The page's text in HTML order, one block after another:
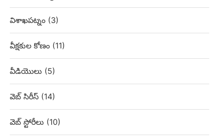
విశాఖపట్నం (3)
వీక్షకుల కోణం (11)
వీడియొలు (5)
వెబ్‌ సిరీస్ (14)
వెబ్ స్టోరీలు (10)